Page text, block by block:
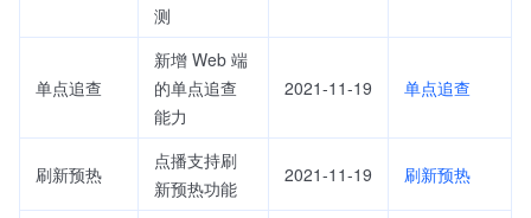
测
单点追查
新增 Web 端
的单点追查
能力
2021-11-19 单点追查
刷新预热
点播支持刷
新预热功能
2021-11-19 刷新预热